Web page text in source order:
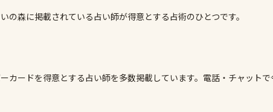
森に掲載されている占い師が得意とする占術のひとつです。
カードを得意とする占い師を多数掲載しています。電話・チャット